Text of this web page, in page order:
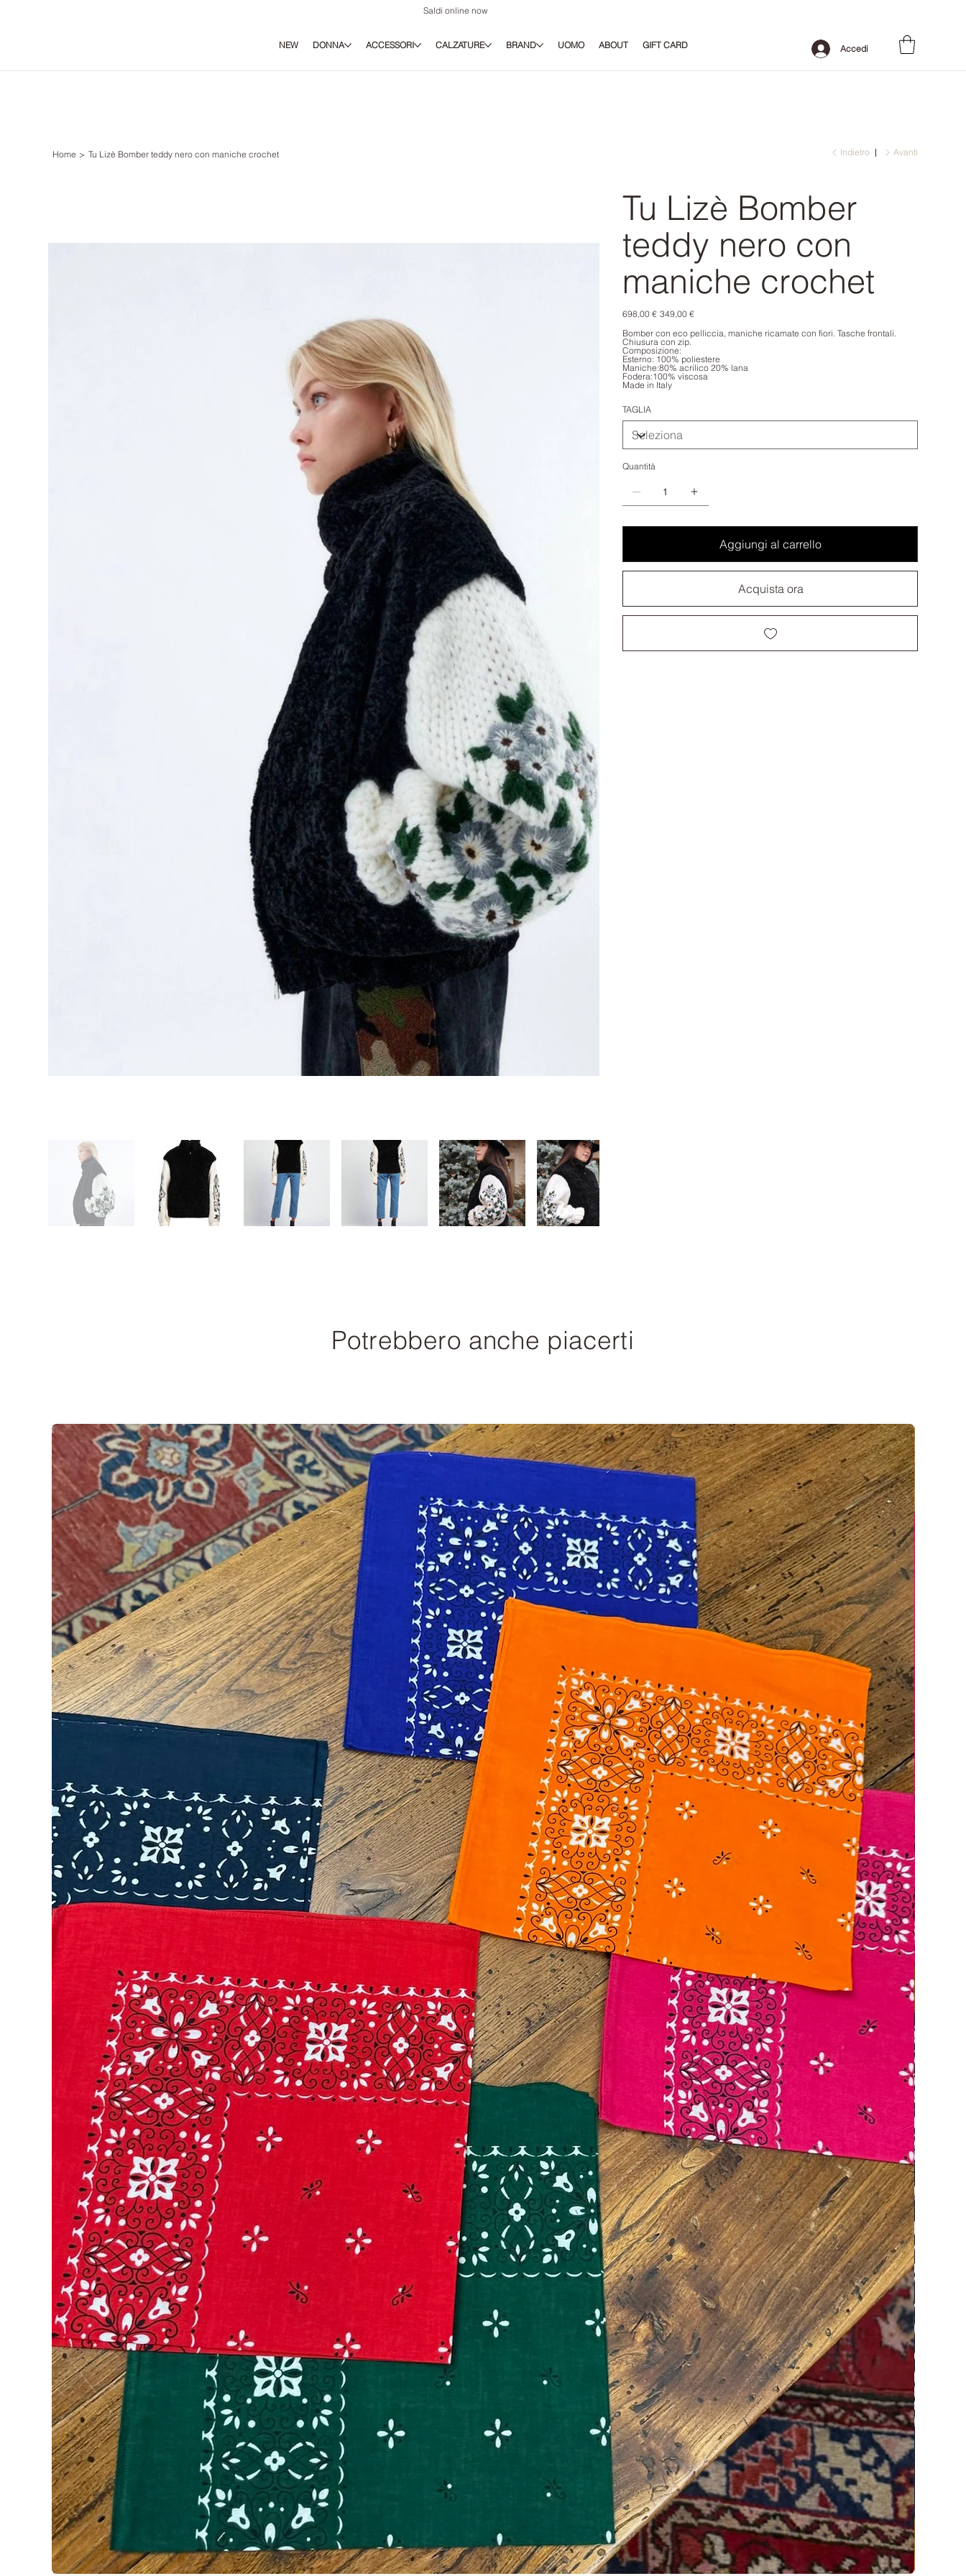
Saldi online now
Accedi
NEW DONNA ACCESSORI CALZATURE BRAND UOMO ABOUT GIFT CARD
Home > Tu Lizè Bomber teddy nero con maniche crochet Indietro Avanti
Tu Lizè Bomber
teddy nero con
maniche crochet
Prezzo
originale
698,00 € Prezzo
scontato
349,00 €
Bomber con eco pelliccia, maniche ricamate con fiori. Tasche frontali.
Chiusura con zip.
Composizione:
Esterno: 100% poliestere
Maniche:80% acrilico 20% lana
Fodera:100% viscosa
Made in Italy
TAGLIA
Quantità
Aggiungi al carrello
Acquista ora
Potrebbero anche piacerti